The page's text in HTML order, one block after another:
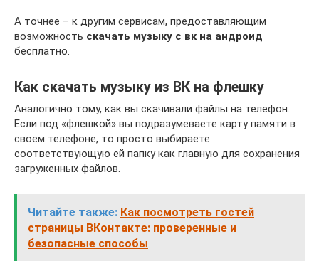
А точнее – к другим сервисам, предоставляющим
возможность скачать музыку с вк на андроид
бесплатно.
Как скачать музыку из ВК на флешку
Аналогично тому, как вы скачивали файлы на телефон.
Если под «флешкой» вы подразумеваете карту памяти в
своем телефоне, то просто выбираете
соответствующую ей папку как главную для сохранения
загруженных файлов.
Читайте также: Как посмотреть гостей
страницы ВКонтакте: проверенные и
безопасные способы